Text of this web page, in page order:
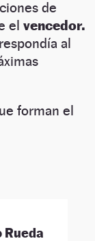
de
el vencedor.
al
forman el
Rueda